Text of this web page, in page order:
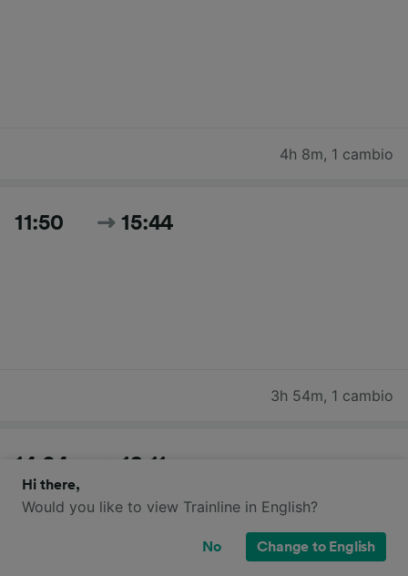
4h 8m, 1 cambio
11:50 15:44
3h 54m, 1 cambio
14:04 18:11
Hi there,
Would you like to view Trainline in English?
No Change to English